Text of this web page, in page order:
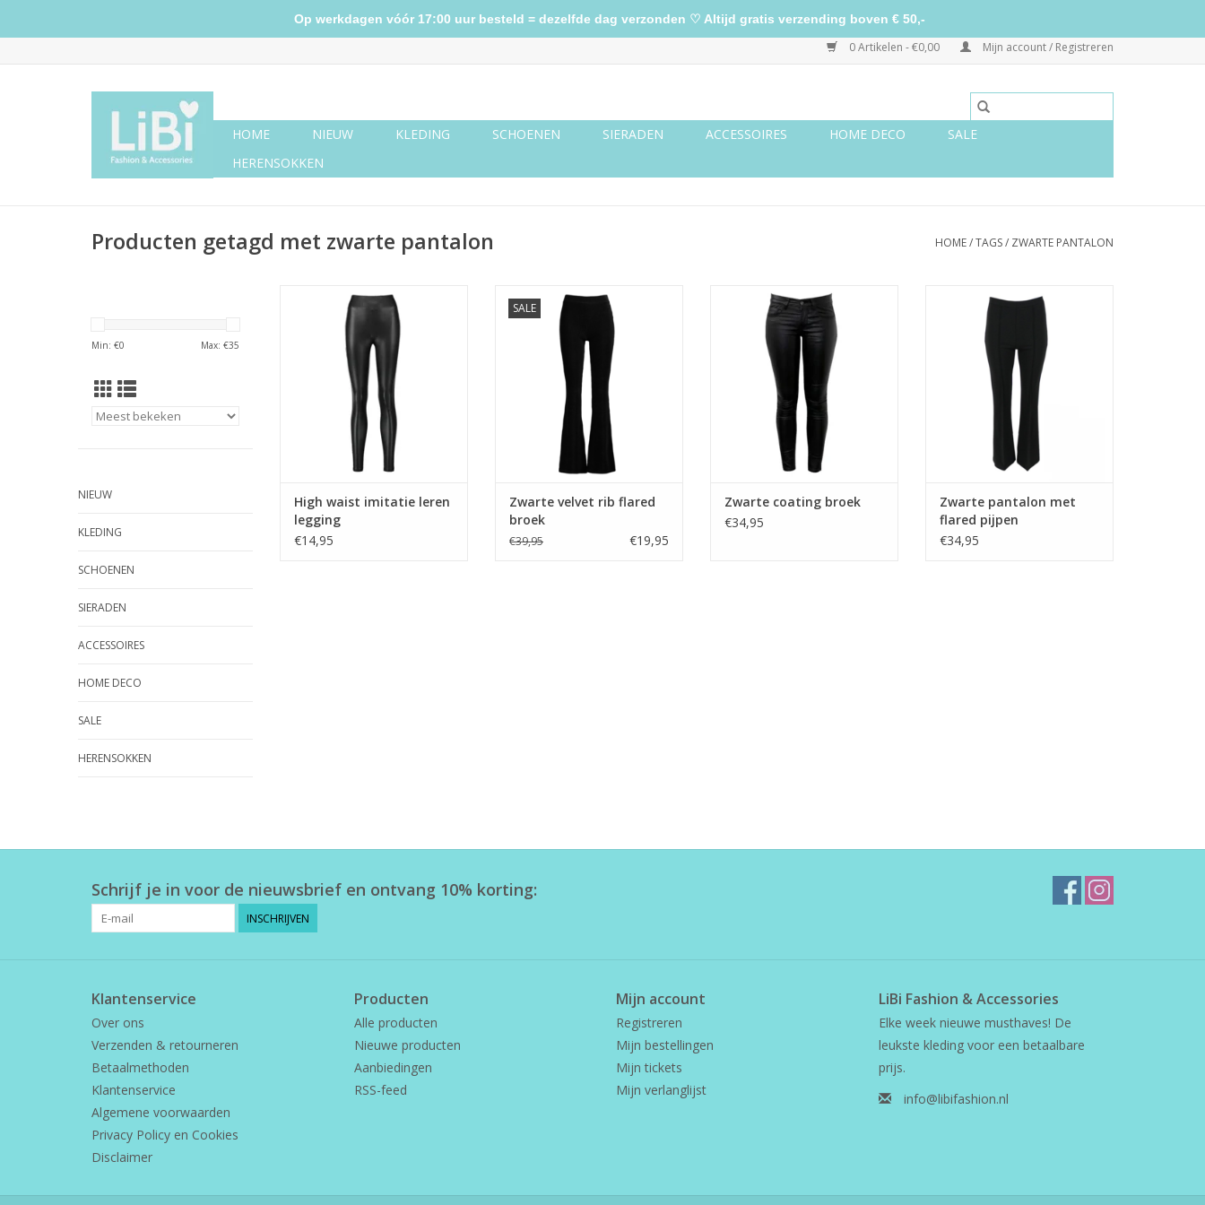
0 Artikelen - €0,00 Mijn account / Registreren
HOME NIEUW KLEDING SCHOENEN SIERADEN ACCESSOIRES HOME DECO
SALE
HERENSOKKEN
Producten getagd met zwarte pantalon HOME/TAGS/ ZWARTE PANTALON
Min: €0 Max: €35
NIEUW
KLEDING
SCHOENEN
SIERADEN
ACCESSOIRES
HOME DECO
SALE
HERENSOKKEN
High waist imitatie leren legging
High waist imitatie leren
legging
€14,95
SALE
Zwarte velvet rib flared broek
TOEVOEGEN AAN WINKELWAGEN
Zwarte velvet rib flared
broek
€39,95 €19,95
Zwarte coating broek
Zwarte coating broek
€34,95
Zwarte pantalon met flared
TOEVOEGEN AAN WINKELWAGEN
Zwarte pantalon met
flared pijpen
€34,95
Schrijf je in voor de nieuwsbrief en ontvang 10% korting:
INSCHRIJVEN
Klantenservice
Over ons
Verzenden & retourneren
Betaalmethoden
Klantenservice
Algemene voorwaarden
Privacy Policy en Cookies
Disclaimer
Producten
Alle producten
Nieuwe producten
Aanbiedingen
RSS-feed
Mijn account
Registreren
Mijn bestellingen
Mijn tickets
Mijn verlanglijst
LiBi Fashion & Accessories
Elke week nieuwe musthaves! De
leukste kleding voor een betaalbare
prijs.
info@libifashion.nl
Op werkdagen vóór 17:00 uur besteld = dezelfde dag verzonden ♡ Altijd gratis verzending boven € 50,-